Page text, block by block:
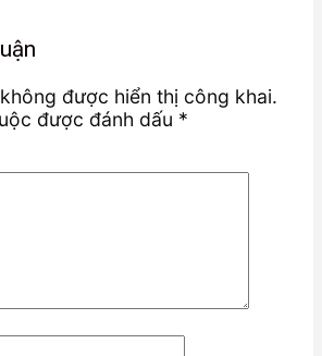
được hiển thị công khai.
được đánh dấu *